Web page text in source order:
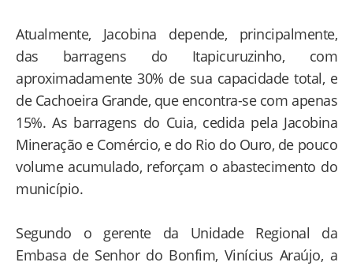
Atualmente, Jacobina depende, principalmente,
das barragens do Itapicuruzinho, com
aproximadamente 30% de sua capacidade total, e
de Cachoeira Grande, que encontra-se com apenas
15%. As barragens do Cuia, cedida pela Jacobina
Mineração e Comércio, e do Rio do Ouro, de pouco
volume acumulado, reforçam o abastecimento do
município.
Segundo o gerente da Unidade Regional da
Embasa de Senhor do Bonfim, Vinícius Araújo, a